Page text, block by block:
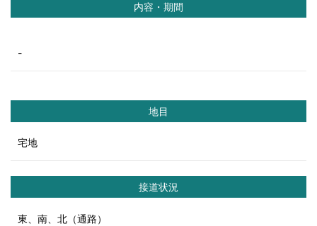
内容・期間
-
地目
宅地
接道状況
東、南、北（通路）